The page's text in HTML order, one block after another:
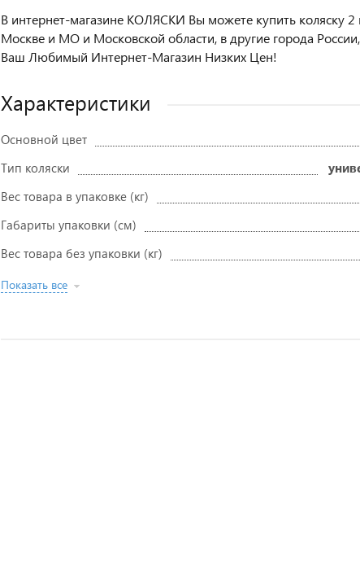
В интернет-магазине КОЛЯСКИ Вы можете купить коляску 2
Москве и МО и Московской области, в другие города
Ваш Любимый Интернет-Магазин Низких Цен!
Характеристики
Основной цвет
Тип коляски
Вес товара в упаковке (кг)
Габариты упаковки (см)
Вес товара без упаковки (кг)
Показать все